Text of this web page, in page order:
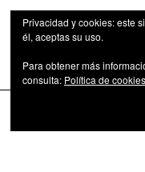
Las series de
Privacidad y cookies: este
él, aceptas su uso.
Para obtener más
consulta: Política de cookies